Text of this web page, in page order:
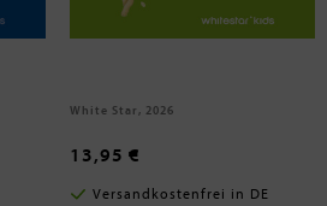
Peter Pan
White Star, 2026
13,95 €
Versandkostenfrei in DE